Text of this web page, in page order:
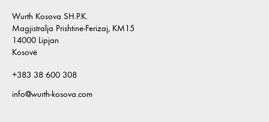
Wurth Kosova SH.P.K.
Magjistralja Prishtine-Ferizaj, KM15
14000 Lipjan
Kosovë
+383 38 600 308
info@wurth-kosova.com